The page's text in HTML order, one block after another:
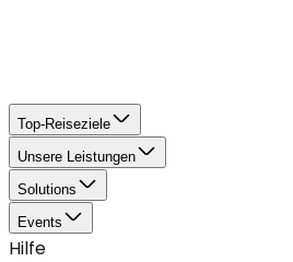
Top-Reiseziele
Unsere Leistungen
Solutions
Events
Hilfe